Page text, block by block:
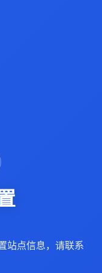
站点信息，请联系